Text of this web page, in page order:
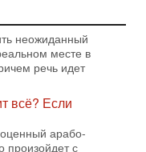
неожиданный
месте в
речь идет
всё? Если
арабо-
с
список